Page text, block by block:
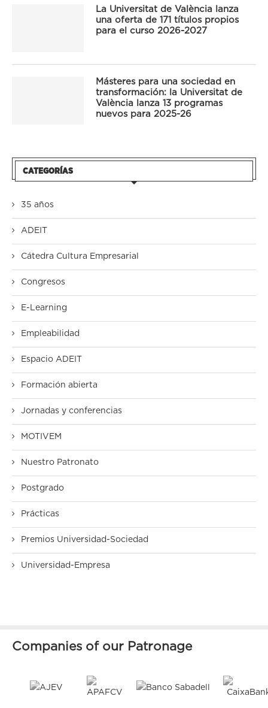
La Universitat de València lanza
una oferta de 171 títulos propios
para el curso 2026-2027
Másteres para una sociedad en
transformación: la Universitat de
València lanza 13 programas
nuevos para 2025-26
CATEGORÍAS
35 años
ADEIT
Cátedra Cultura Empresarial
Congresos
E-Learning
Empleabilidad
Espacio ADEIT
Formación abierta
Jornadas y conferencias
MOTIVEM
Nuestro Patronato
Postgrado
Prácticas
Premios Universidad-Sociedad
Universidad-Empresa
Companies of our Patronage